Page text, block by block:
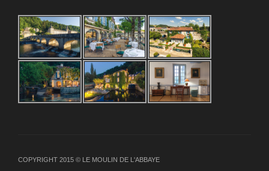
COPYRIGHT 2015 © LE MOULIN DE L'ABBAYE